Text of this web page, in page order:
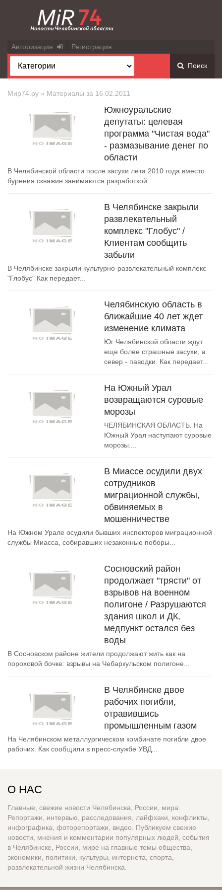
Авторизация Регистрация
Поиск
Мир74.ру » Материалы за 16.02.2011
Южноуральские
депутаты: целевая
программа "Чистая вода"
- размазывание денег по
области
В Челябинской области после засухи лета 2010 года вместо
бурения скважин занимаются разработкой...
В Челябинске закрыли
развлекательный
комплекс "Глобус" /
Клиентам сообщить
забыли
В Челябинске закрыли культурно-развлекательный комплекс
"Глобус" Как передает...
Челябинскую область в
ближайшие 40 лет ждет
изменение климата
Юг Челябинской области ждут
еще более страшные засухи, а
север - паводки. Как передает...
На Южный Урал
возвращаются суровые
морозы
ЧЕЛЯБИНСКАЯ ОБЛАСТЬ. На
Южный Урал наступают суровые
морозы....
В Миассе осудили двух
сотрудников
миграционной службы,
обвиняемых в
мошенничестве
На Южном Урале осудили бывших инспекторов миграционной
службы Миасса, собиравших незаконные поборы...
Сосновский район
продолжает "трясти" от
взрывов на военном
полигоне / Разрушаются
здания школ и ДК,
медпункт остался без
воды
В Сосновском районе жители продолжают жить как на
пороховой бочке: взрывы на Чебаркульском полигоне...
В Челябинске двое
рабочих погибли,
отравившись
промышленным газом
На Челябинском металлургическом комбинате погибли двое
рабочих. Как сообщили в пресс-службе УВД...
О НАС
Главные, свежие новости Челябинска, России, мира.
Репортажи, интервью, расследования, лайфхаки, конфликты,
инфографика, фоторепортажи, видео. Публикуем свежие
новости, мнения и комментарии популярных людей, события
в Челябинске, России, мире на главные темы общества,
экономики, политики, культуры, интернета, спорта,
развлекательной жизни Челябинска.